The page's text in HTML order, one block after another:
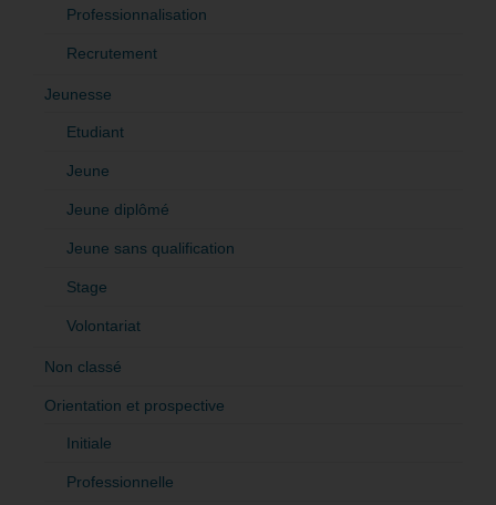
Professionnalisation
Recrutement
Jeunesse
Etudiant
Jeune
Jeune diplômé
Jeune sans qualification
Stage
Volontariat
Non classé
Orientation et prospective
Initiale
Professionnelle